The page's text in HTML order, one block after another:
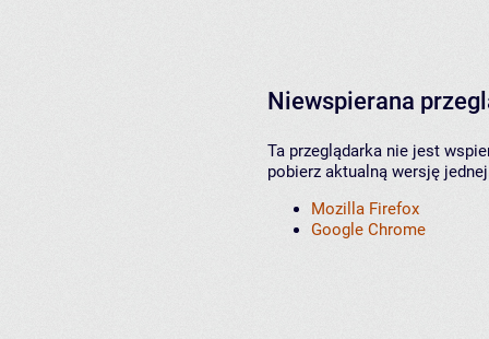
Niewspierana
Ta przeglądarka nie jest
pobierz aktualną wersję
Mozilla Firefox
Google Chrome